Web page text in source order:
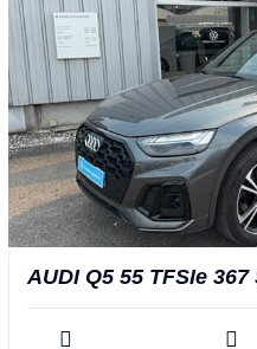
AUDI Q5 55 TFSIe